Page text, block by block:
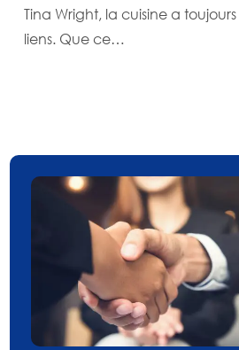
Tina Wright, la cuisine a
liens. Que ce…